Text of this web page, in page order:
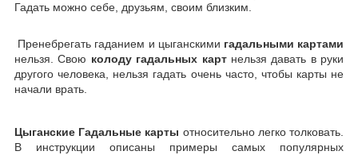
Гадать можно себе, друзьям, своим близким.
Пренебрегать гаданием и цыганскими гадальными картами
нельзя. Свою колоду гадальных картнельзя давать в руки
другого человека, нельзя гадать очень часто, чтобы карты не
начали врать.
Цыганские Гадальные карты относительно легко толковать.
В инструкции описаны примеры самых популярных